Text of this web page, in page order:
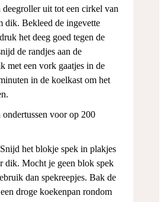
deegroller uit tot een cirkel van
dik. Bekleed de ingevette
het deeg goed tegen de
de randjes aan de
met een vork gaatjes in de
in de koelkast om het
voor op 200
het blokje spek in plakjes
dik. Mocht je geen blok spek
dan spekreepjes. Bak de
droge koekenpan rondom